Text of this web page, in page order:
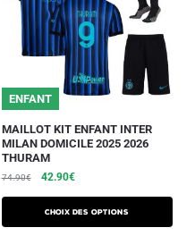
ENFANT
MAILLOT KIT ENFANT INTER
MILAN DOMICILE 2025 2026
THURAM
74.90€ 42.90€
Choix des options